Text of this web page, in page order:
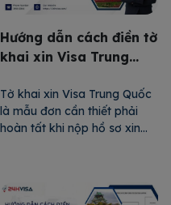
Hướng dẫn cách điền tờ
khai xin Visa Trung
Tờ khai xin Visa Trung Quốc
là mẫu đơn cần thiết phải
hoàn tất khi nộp hồ sơ xin
giúp cơ quan lãnh sự xét